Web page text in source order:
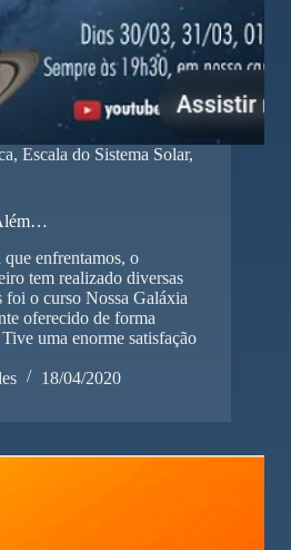
, Escala do Sistema Solar,
enfrentamos, o
tem realizado diversas
foi o curso Nossa Galáxia
oferecido de forma
uma enorme satisfação
18/04/2020